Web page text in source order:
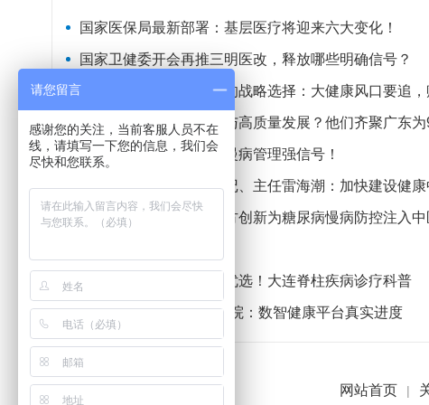
国家医保局最新部署：基层医疗将迎来六大变化！
国家卫健委开会再推三明医改，释放哪些明确信号？
爱昕集团中式智能养生的战略选择：大健康风口要追
如何推动公立医院改革与高质量发展？他们齐聚广东
国家卫健委发布会释放慢病管理强信号！
国家卫生健康委党组书记、主任雷海潮：加快建设健康
立足健康中国战略：古方创新为糖尿病慢病防控注入
大连腰椎间盘突出诊疗优选！大连脊柱疾病诊疗科普
13亿主索引，6000家医院：数智健康平台真实进度
网站首页 |
请您留言
感谢您的关注，当前客服人员不在
线，请填写一下您的信息，我们会
尽快和您联系。